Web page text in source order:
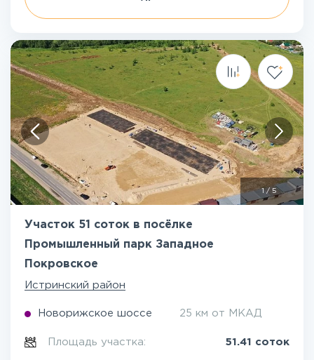
/ 5
Участок 51 соток в посёлке
Промышленный парк Западное
Покровское
Истринский район
Новорижское шоссе 25 км от МКАД
Площадь участка: 51.41 соток